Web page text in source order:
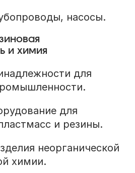
насосы.
и химия
для
для
и резины.
неорганической
химии.